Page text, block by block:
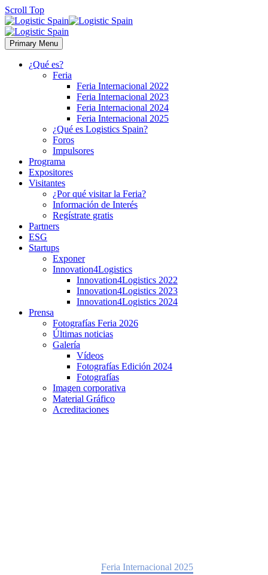
Scroll Top
Primary Menu
¿Qué es?
Feria
Feria Internacional 2022
Feria Internacional 2023
Feria Internacional 2024
Feria Internacional 2025
¿Qué es Logistics Spain?
Foros
Impulsores
Programa
Expositores
Visitantes
¿Por qué visitar la Feria?
Información de Interés
Regístrate gratis
Partners
ESG
Startups
Exponer
Innovation4Logistics
Innovation4Logistics 2022
Innovation4Logistics 2023
Innovation4Logistics 2024
Prensa
Fotografías Feria 2026
Últimas noticias
Galería
Vídeos
Fotografías Edición 2024
Fotografías
Imagen corporativa
Material Gráfico
Acreditaciones
Feria Internacional 2025